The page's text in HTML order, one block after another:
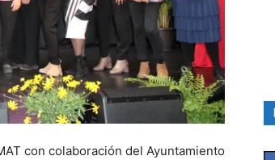
con colaboración del Ayuntamiento